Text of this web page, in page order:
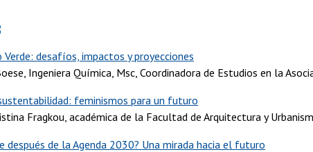
Verde: desafíos, impactos y proyecciones
Ingeniera Química, Msc, Coordinadora de Estudios en la
feminismos para un futuro
Fragkou, académica de la Facultad de Arquitectura y
después de la Agenda 2030? Una mirada hacia el futuro